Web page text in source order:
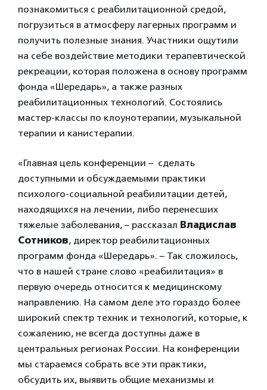
познакомиться с реабилитационной средой,
погрузиться в атмосферу лагерных программ и
получить полезные знания. Участники ощутили
на себе воздействие методики терапевтической
рекреации, которая положена в основу программ
фонда «Шередарь», а также разных
реабилитационных технологий. Состоялись
мастер-классы по клоунотерапии, музыкальной
терапии и канистерапии.
«Главная цель конференции – сделать
доступными и обсуждаемыми практики
психолого-социальной реабилитации детей,
находящихся на лечении, либо перенесших
тяжелые заболевания, – рассказал Владислав
Сотников, директор реабилитационных
программ фонда «Шередарь». – Так сложилось,
что в нашей стране слово «реабилитация» в
первую очередь относится к медицинскому
направлению. На самом деле это гораздо более
широкий спектр техник и технологий, которые, к
сожалению, не всегда доступны даже в
центральных регионах России. На конференции
мы стараемся собрать все эти практики,
обсудить их, выявить общие механизмы и